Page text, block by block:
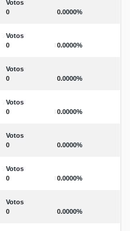
Votos
0
0.0000%
Votos
0
0.0000%
Votos
0
0.0000%
Votos
0
0.0000%
Votos
0
0.0000%
Votos
0
0.0000%
Votos
0
0.0000%